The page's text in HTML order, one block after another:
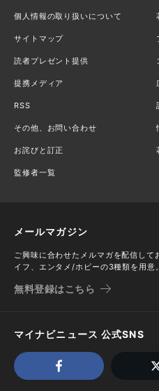
個人情報の取り扱いについて
サイトマップ
読者プレゼント提供
提携メディア
RSS
その他、お問い合わせ
お詫びと訂正
監修者一覧
メールマガジン
ご興味に合わせたメルマガを配信し
イフ、エンタメ/ホビーの3種類を用意。
無料登録はこちら
マイナビニュース 公式SNS